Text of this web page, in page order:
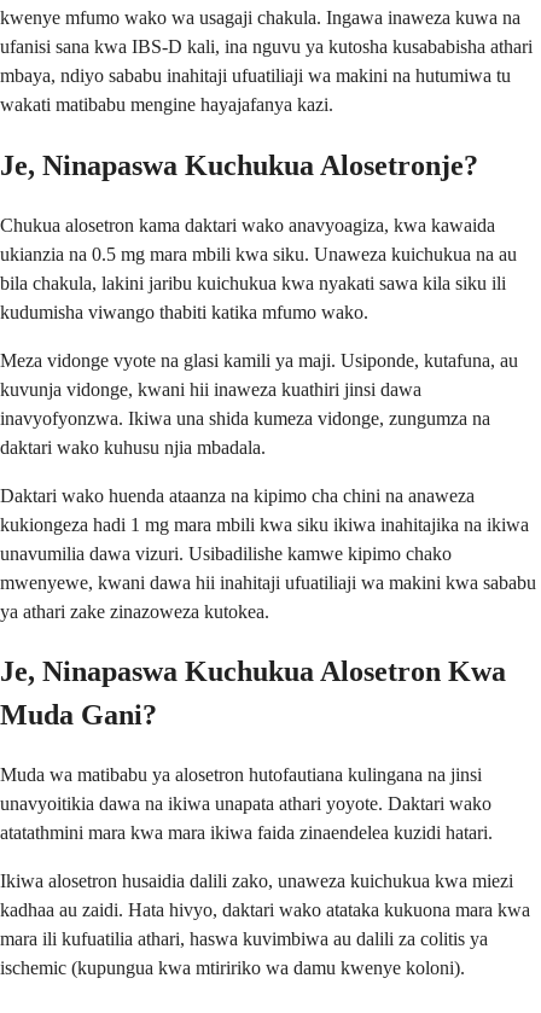
kwenye mfumo wako wa usagaji chakula. Ingawa inaweza kuwa na
ufanisi sana kwa IBS-D kali, ina nguvu ya kutosha kusababisha athari
mbaya, ndiyo sababu inahitaji ufuatiliaji wa makini na hutumiwa tu
wakati matibabu mengine hayajafanya kazi.
Je, Ninapaswa Kuchukua Alosetronje?
Chukua alosetron kama daktari wako anavyoagiza, kwa kawaida
ukianzia na 0.5 mg mara mbili kwa siku. Unaweza kuichukua na au
bila chakula, lakini jaribu kuichukua kwa nyakati sawa kila siku ili
kudumisha viwango thabiti katika mfumo wako.
Meza vidonge vyote na glasi kamili ya maji. Usiponde, kutafuna, au
kuvunja vidonge, kwani hii inaweza kuathiri jinsi dawa
inavyofyonzwa. Ikiwa una shida kumeza vidonge, zungumza na
daktari wako kuhusu njia mbadala.
Daktari wako huenda ataanza na kipimo cha chini na anaweza
kukiongeza hadi 1 mg mara mbili kwa siku ikiwa inahitajika na ikiwa
unavumilia dawa vizuri. Usibadilishe kamwe kipimo chako
mwenyewe, kwani dawa hii inahitaji ufuatiliaji wa makini kwa sababu
ya athari zake zinazoweza kutokea.
Je, Ninapaswa Kuchukua Alosetron Kwa
Muda Gani?
Muda wa matibabu ya alosetron hutofautiana kulingana na jinsi
unavyoitikia dawa na ikiwa unapata athari yoyote. Daktari wako
atatathmini mara kwa mara ikiwa faida zinaendelea kuzidi hatari.
Ikiwa alosetron husaidia dalili zako, unaweza kuichukua kwa miezi
kadhaa au zaidi. Hata hivyo, daktari wako atataka kukuona mara kwa
mara ili kufuatilia athari, haswa kuvimbiwa au dalili za colitis ya
ischemic (kupungua kwa mtiririko wa damu kwenye koloni).